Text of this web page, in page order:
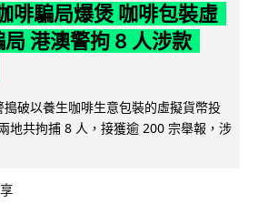
啡騙局爆煲 咖啡包裝虛
港澳警拘 8 人涉款
破以養生咖啡生意包裝的虛擬貨幣投
地共拘捕 8 人，接獲逾 200 宗舉報，涉